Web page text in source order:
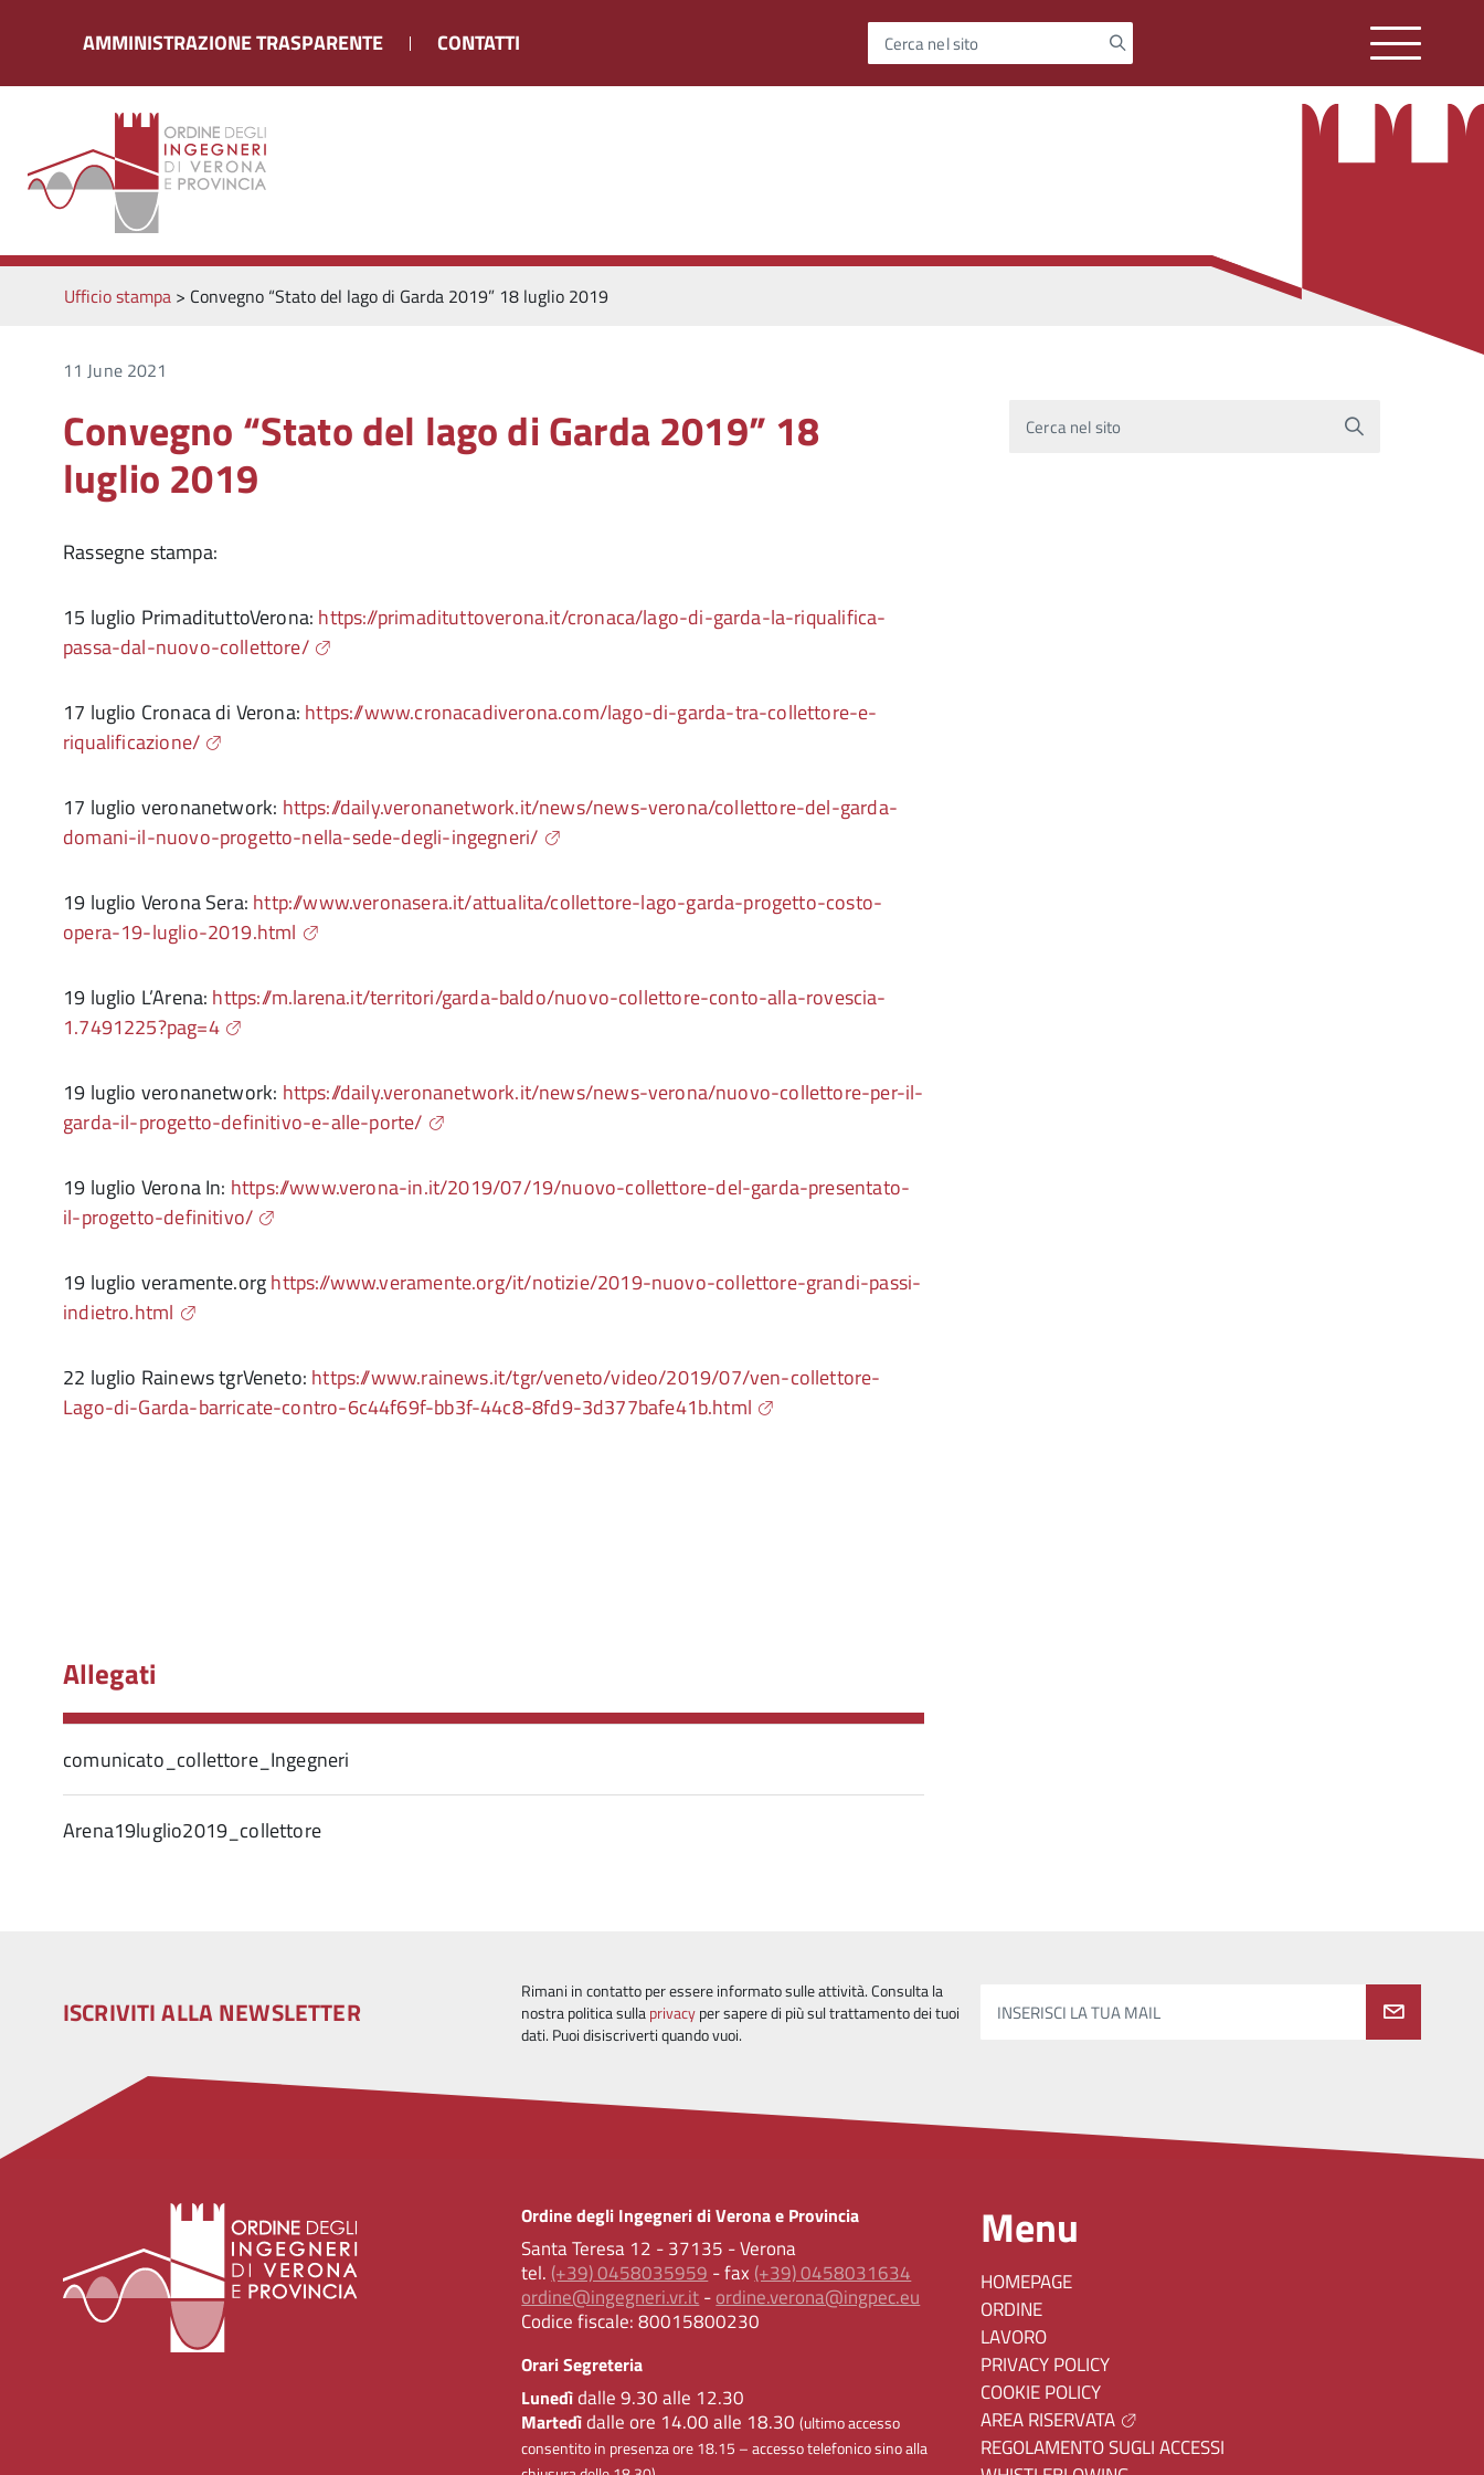
AMMINISTRAZIONE TRASPARENTE CONTATTI Cerca nel sito
Ufficio stampa> Convegno “Stato del lago di Garda 2019” 18 luglio 2019
11 June 2021
Convegno “Stato del lago di Garda 2019” 18
luglio 2019
Rassegne stampa:
15 luglio PrimadituttoVerona: https://primadituttoverona.it/cronaca/lago-di-garda-la-riqualifica-
passa-dal-nuovo-collettore/
17 luglio Cronaca di Verona: https://www.cronacadiverona.com/lago-di-garda-tra-collettore-e-
riqualificazione/
17 luglio veronanetwork: https://daily.veronanetwork.it/news/news-verona/collettore-del-garda-
domani-il-nuovo-progetto-nella-sede-degli-ingegneri/
19 luglio Verona Sera: http://www.veronasera.it/attualita/collettore-lago-garda-progetto-costo-
opera-19-luglio-2019.html
19 luglio L’Arena: https://m.larena.it/territori/garda-baldo/nuovo-collettore-conto-alla-rovescia-
1.7491225?pag=4
19 luglio veronanetwork: https://daily.veronanetwork.it/news/news-verona/nuovo-collettore-per-il-
garda-il-progetto-definitivo-e-alle-porte/
19 luglio Verona In: https://www.verona-in.it/2019/07/19/nuovo-collettore-del-garda-presentato-
il-progetto-definitivo/
19 luglio veramente.orghttps://www.veramente.org/it/notizie/2019-nuovo-collettore-grandi-passi-
indietro.html
22 luglio Rainews tgrVeneto: https://www.rainews.it/tgr/veneto/video/2019/07/ven-collettore-
Lago-di-Garda-barricate-contro-6c44f69f-bb3f-44c8-8fd9-3d377bafe41b.html
Allegati
comunicato_collettore_Ingegneri
Arena19luglio2019_collettore
Cerca nel sito
ISCRIVITI ALLA NEWSLETTER
Rimani in contatto per essere informato sulle attività. Consulta la
nostra politica sullaprivacyper sapere di più sul trattamento dei tuoi
dati. Puoi disiscriverti quando vuoi.
INSERISCI LA TUA MAIL
Ordine degli Ingegneri di Verona e Provincia
Santa Teresa 12 - 37135 - Verona
tel. (+39) 0458035959 - fax (+39) 0458031634
ordine@ingegneri.vr.it-ordine.verona@ingpec.eu
Codice fiscale:80015800230
Orari Segreteria
Lunedìdalle 9.30 alle 12.30
Martedìdalle ore 14.00 alle 18.30(ultimo accesso
consentito in presenza ore 18.15 – accesso telefonico sino alla
Menu
HOMEPAGE
ORDINE
LAVORO
PRIVACY POLICY
COOKIE POLICY
AREA RISERVATA
REGOLAMENTO SUGLI ACCESSI